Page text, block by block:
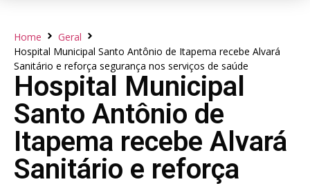
Home
Geral
Hospital Municipal Santo Antônio de Itapema recebe Alvará
Sanitário e reforça segurança nos serviços de saúde
Hospital Municipal
Santo Antônio de
Itapema recebe Alvará
Sanitário e reforça